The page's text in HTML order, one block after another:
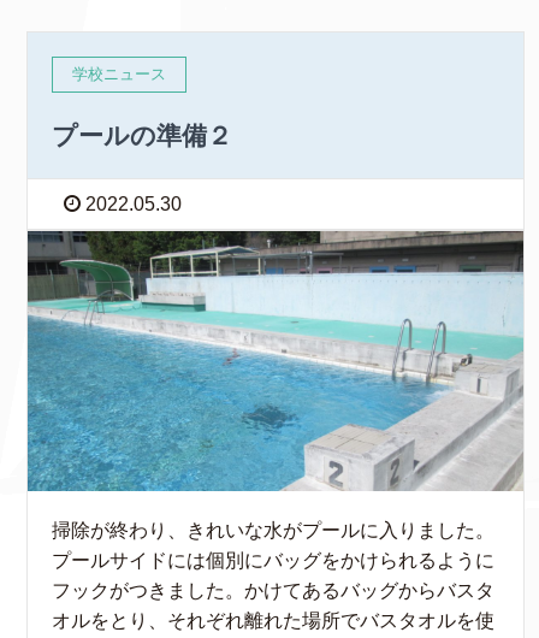
学校ニュース
プールの準備２
2022.05.30
掃除が終わり、きれいな水がプールに入りました。
プールサイドには個別にバッグをかけられるように
フックがつきました。かけてあるバッグからバスタ
オルをとり、それぞれ離れた場所でバスタオルを使